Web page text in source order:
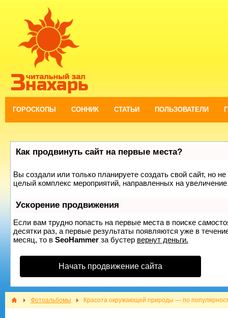
ГОРОСКОПЫ СОННИК СТАТЬИ ПОЛЬЗОВАТЕЛИ
Как продвинуть сайт на первые места?
Вы создали или только планируете создать свой сайт, но
целый комплекс мероприятий, направленных на
Ускорение продвижения
Если вам трудно попасть на первые места в поиске
десятки раз, а первые результаты появляются уже в
месяц, то в SeoHammerза бустер вернут деньги.
Начать продвижение сайта
Фотоальбомы Красота окружающей природы — по